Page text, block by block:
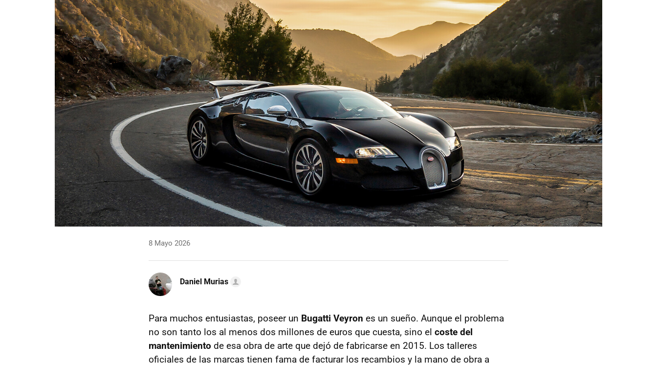
8 Mayo 2026
Daniel Murias
Para muchos entusiastas, poseer un Bugatti Veyron es un sueño. Aunque el problema
no son tanto los al menos dos millones de euros que cuesta, sino el coste del
mantenimiento de esa obra de arte que dejó de fabricarse en 2015. Los talleres
oficiales de las marcas tienen fama de facturar los recambios y la mano de obra a